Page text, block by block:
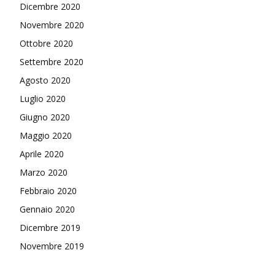
Dicembre 2020
Novembre 2020
Ottobre 2020
Settembre 2020
Agosto 2020
Luglio 2020
Giugno 2020
Maggio 2020
Aprile 2020
Marzo 2020
Febbraio 2020
Gennaio 2020
Dicembre 2019
Novembre 2019